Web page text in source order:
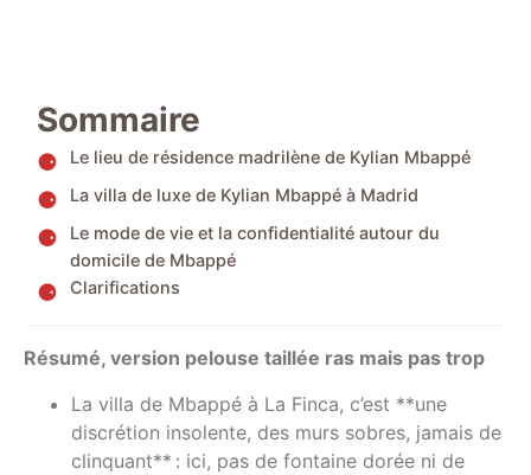
Sommaire
Le lieu de résidence madrilène de Kylian Mbappé
La villa de luxe de Kylian Mbappé à Madrid
Le mode de vie et la confidentialité autour du
domicile de Mbappé
Clarifications
Résumé, version pelouse taillée ras mais pas trop
La villa de Mbappé à La Finca, c’est **une
discrétion insolente, des murs sobres, jamais de
clinquant** : ici, pas de fontaine dorée ni de